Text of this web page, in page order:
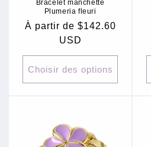
Bracelet manchette
Plumeria fleuri
Prix
À partir de $142.60
USD
Choisir des options